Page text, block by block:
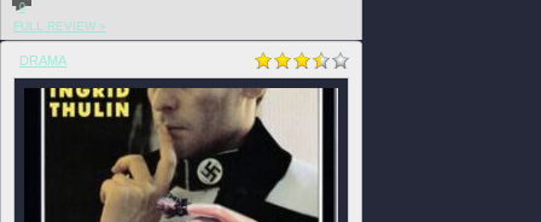
0
FULL REVIEW »
DRAMA